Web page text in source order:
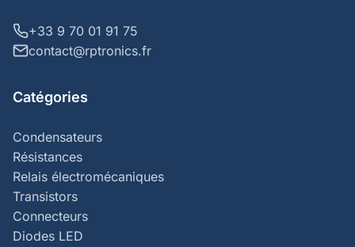
+33 9 70 01 91 75
contact@rptronics.fr
Catégories
Condensateurs
Résistances
Relais électromécaniques
Transistors
Connecteurs
Diodes LED